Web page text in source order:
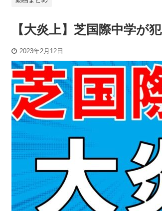
【大炎上】芝国際中学が
2023年2月12日